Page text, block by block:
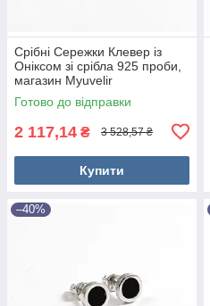
Срібні Сережки Клевер із
Оніксом зі срібла 925 проби,
магазин Myuvelir
Готово до відправки
2 117,14 ₴ 3 528,57 ₴
Купити
–40%